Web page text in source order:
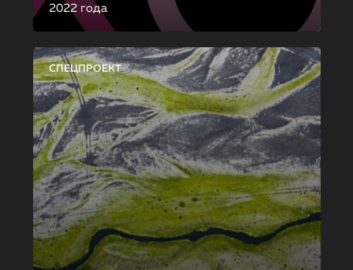
2022 года
СПЕЦПРОЕКТ